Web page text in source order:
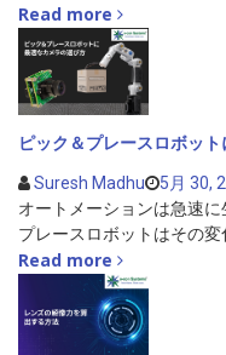
Read more
ピック＆プレースロボッ
Suresh Madhu 5月 30,
オートメーションは急速
プレースロボットはその
Read more